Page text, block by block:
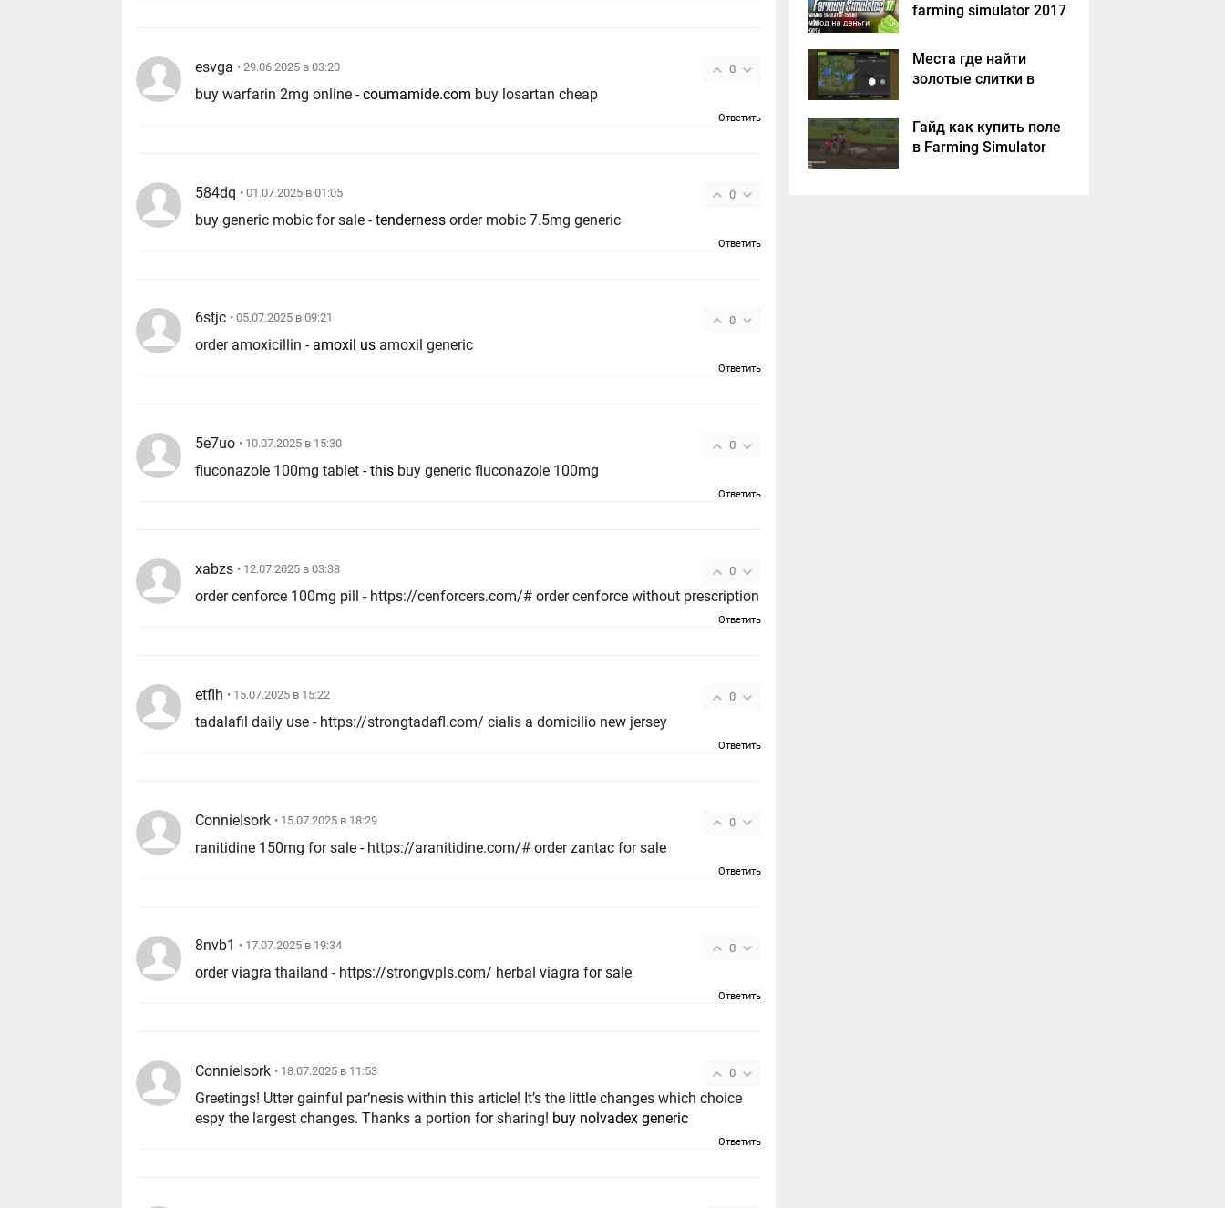
0
esvga • 29.06.2025 в 03:20
buy warfarin 2mg online -coumamide.com buy losartan cheap
Ответить
0
584dq • 01.07.2025 в 01:05
buy generic mobic for sale -tenderness order mobic 7.5mg generic
Ответить
0
6stjc • 05.07.2025 в 09:21
order amoxicillin - amoxil us amoxil generic
Ответить
0
5e7uo • 10.07.2025 в 15:30
fluconazole 100mg tablet -this buy generic fluconazole 100mg
Ответить
0
xabzs • 12.07.2025 в 03:38
order cenforce 100mg pill - https://cenforcers.com/# order cenforce without prescription
Ответить
0
etflh • 15.07.2025 в 15:22
tadalafil daily use - https://strongtadafl.com/ cialis a domicilio new jersey
Ответить
0
ConnieIsork • 15.07.2025 в 18:29
ranitidine 150mg for sale - https://aranitidine.com/# order zantac for sale
Ответить
0
8nvb1 • 17.07.2025 в 19:34
order viagra thailand - https://strongvpls.com/ herbal viagra for sale
Ответить
0
ConnieIsork • 18.07.2025 в 11:53
Greetings! Utter gainful par‘nesis within this article! It’s the little changes which choice
espy the largest changes. Thanks a portion for sharing! buy nolvadex generic
Ответить
farming simulator 2017
Места где найти
золотые слитки в
2017?
Гайд как купить поле
в Farming Simulator